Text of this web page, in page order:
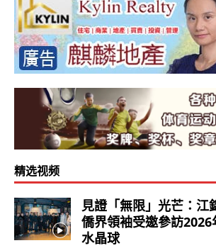
精选视频
見證「無限」光芒：江
僑界領袖受邀參訪
水晶球